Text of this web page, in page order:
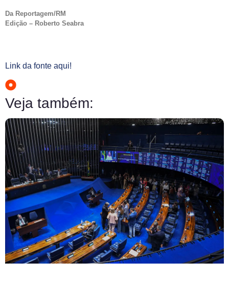
Da Reportagem/RM
Edição – Roberto Seabra
Link da fonte aqui!
Veja também: